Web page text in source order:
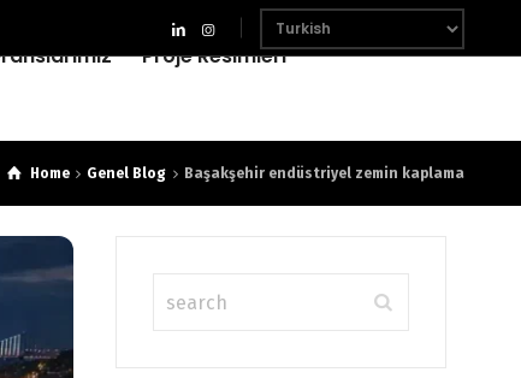
Proje Resimleri
Home Genel Blog Başakşehir endüstriyel zemin kaplama